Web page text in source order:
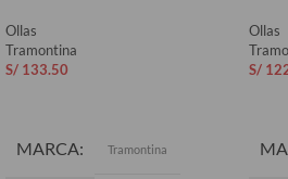
Ollas
Tramontina
S/ 133.50
MARCA Tramontina
Ollas
S/